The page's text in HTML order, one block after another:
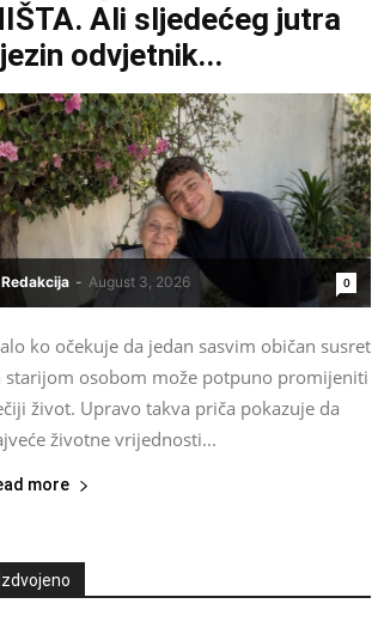
Ali sljedećeg jutra
odvjetnik...
Redakcija - August 3, 2026 0
ko očekuje da jedan sasvim običan susret
starijom osobom može potpuno promijeniti
život. Upravo takva priča pokazuje da
životne vrijednosti...
more